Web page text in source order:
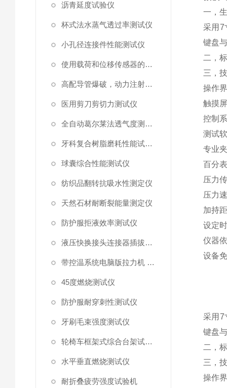
沥青延度试验仪
杯式法水蒸气透过率测试仪
小孔径连接件性能测试仪
使用载荷和位移传感器的塑料高速穿刺特性测试仪
高配导管爆破，动力注射中流量及压力测试仪
医用剪刀剪切力测试仪
全自动葛尔莱法透气度测试仪
牙科复合树脂磨耗性能试验仪
球囊综合性能测试仪
纺织品翻转抗吸水性测定仪
天然石材耐断裂能量测定仪
防护服拒液效率测试仪
液压快换接头连接器插拔泄漏测试仪
带控温系统电脑版拉力机 统电脑版拉力机
45度燃烧测试仪
防护服耐穿刺性测试仪
牙刷毛束强度测试仪
轮椅车框架式综合台架试验机
水平垂直燃烧测试仪
耐折叠疲劳强度试验机
一，
采用 7
键盘
二，
三，
操作
触摸
控制
测试
专业
百分
压力
压力
加持
设定
仪器
设备
采用 7
键盘
二，
三，
操作